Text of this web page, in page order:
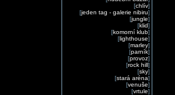
[chlív]
[jeden tag - galerie nibiru]
[jungle]
[klid]
[komorní klub]
[lighthouse]
[marley]
[parník]
[provoz]
[rock hill]
[sky]
[stará aréna]
[venuše]
[vrtule]